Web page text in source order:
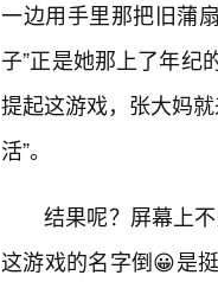
一边用手里那把旧蒲
子”正是她那上了年纪
提起这游戏，张大妈
活”。
结果呢？屏幕上
这游戏的名字倒😀是